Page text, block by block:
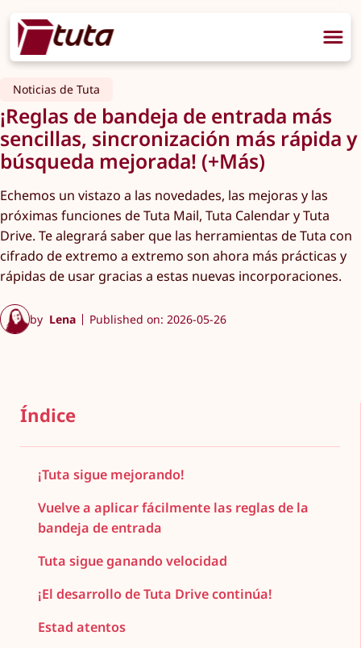
Noticias de Tuta
¡Reglas de bandeja de entrada más
sencillas, sincronización más rápida y
búsqueda mejorada! (+Más)
Echemos un vistazo a las novedades, las mejoras y las
próximas funciones de Tuta Mail, Tuta Calendar y Tuta
Drive. Te alegrará saber que las herramientas de Tuta con
cifrado de extremo a extremo son ahora más prácticas y
rápidas de usar gracias a estas nuevas incorporaciones.
by Lena Published on: 2026-05-26
Índice
¡Tuta sigue mejorando!
Vuelve a aplicar fácilmente las reglas de la
bandeja de entrada
Tuta sigue ganando velocidad
¡El desarrollo de Tuta Drive continúa!
Estad atentos